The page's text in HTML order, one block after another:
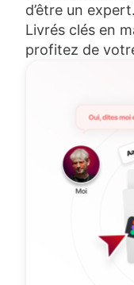
d’être un expert.
Livrés clés en
profitez de